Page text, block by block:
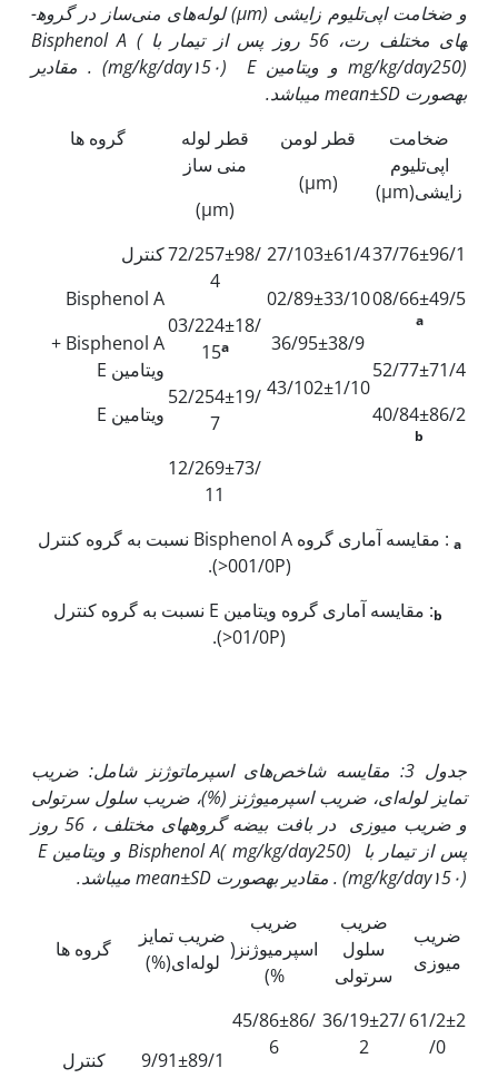
و ضخامت اپی‌تلیوم زایشی (µm)
لوله‌های منی‌ساز در گروه­
های مختلف رت، 56 روز پس از تیمار با
Bisphenol A (
mg/kg/day250) و ویتامین E
(
mg/kg/day١5٠) . مقادیر
به‏صورت mean±SD می‏باشد.
گروه ها
قطر لوله
منی ساز
(µm)
قطر لومن
(µm)
ضخامت
اپی‌تلیوم
زایشی(µm)
کنترل
Bisphenol A
Bisphenol A +
ویتامین E
ویتامین E
72/257±98/
4
03/224±18/
15a
52/254±19/
7
12/269±73/
11
27/103±61/4
02/89±33/10
36/95±38/9
43/102±1/10
37/76±96/1
08/66±49/5
a
52/77±71/4
40/84±86/2
b
a
: مقایسه آماری گروه Bisphenol A نسبت به گروه کنترل
(001/0P<).
: مقایسه آماری گروه ویتامین E نسبت به گروه کنترل
(01/0P<).
جدول 3 : مقایسه شاخص‌های اسپرماتوژنز شامل: ضریب
تمایز لوله‌ای، ضریب اسپرمیوژنز (%)، ضریب سلول سرتولی
و ضریب میوزی
در بافت بیضه گروه­های مختلف ، 56 روز
پس از تیمار با
Bisphenol A(mg/kg/day250) و ویتامین
E
(
mg/kg/day١5٠) . مقادیر به‏صورت mean±SD می‏باشد.
گروه ها
ضریب تمایز
لوله‌ای(%)
ضریب
اسپرمیوژنز(
%)
ضریب
سلول
سرتولی
ضریب
میوزی
کنترل
9/91±89/1
45/86±86/
6
36/19±27/
2
61/2±2
/0